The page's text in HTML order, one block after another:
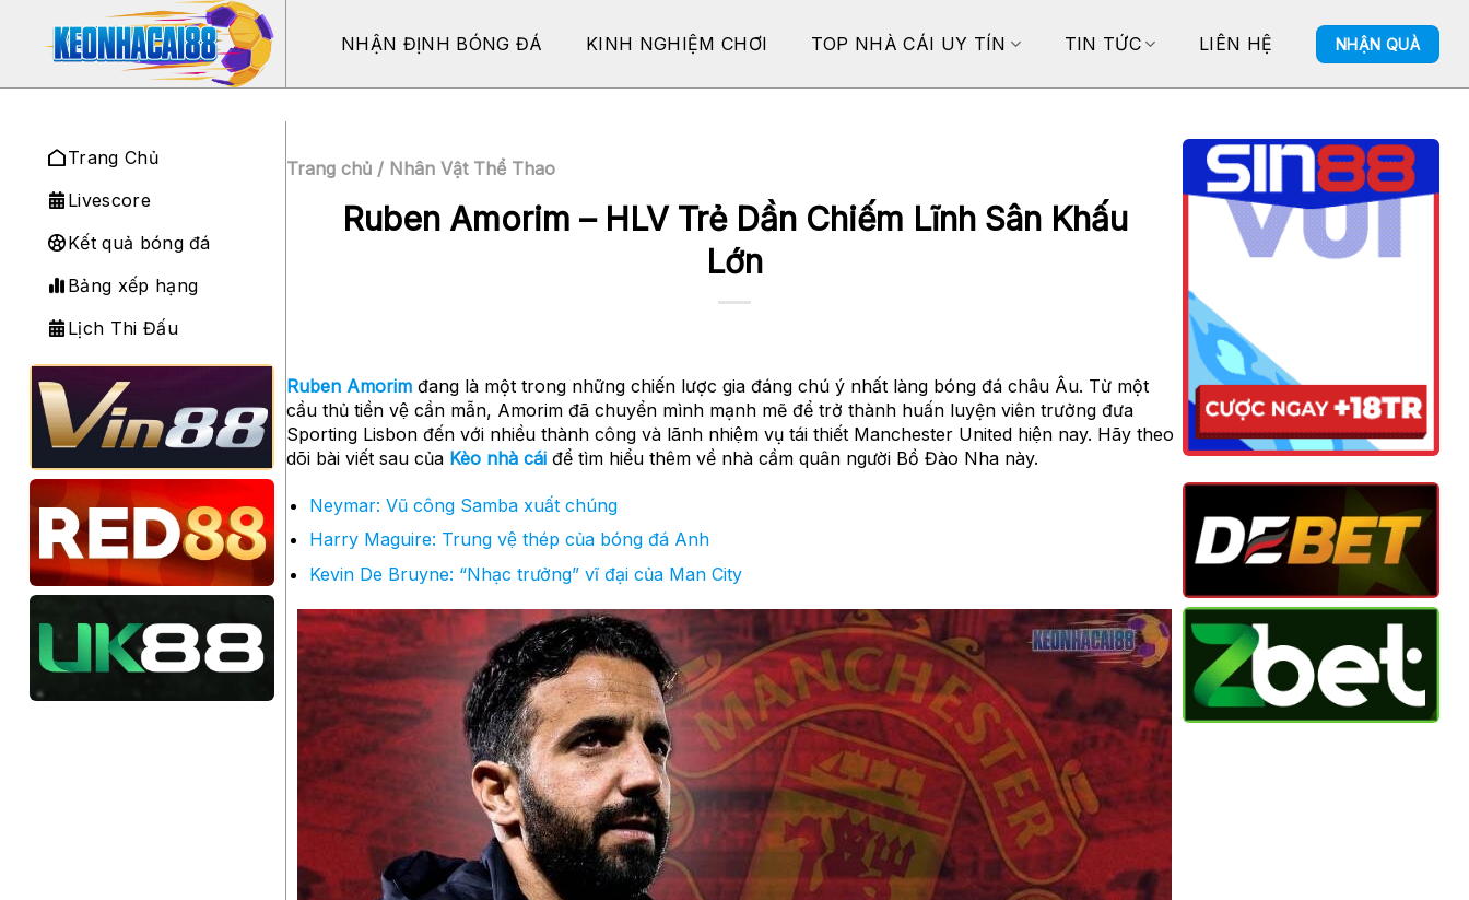
dung
NHẬN ĐỊNH BÓNG ĐÁ KINH NGHIỆM CHƠI TOP NHÀ CÁI UY TÍN TIN TỨC LIÊN HỆ NHẬN QUÀ
Trang Chủ
Livescore
Kết quả bóng đá
Bảng xếp hạng
Lịch Thi Đấu
Trang chủ / Nhân Vật Thể Thao
Ruben Amorim – HLV Trẻ Dần Chiếm Lĩnh Sân Khấu
Lớn
Ruben Amorim đang là một trong những chiến lược gia đáng chú ý nhất làng bóng đá châu Âu. Từ một
cầu thủ tiền vệ cần mẫn, Amorim đã chuyển mình mạnh mẽ để trở thành huấn luyện viên trưởng đưa
Sporting Lisbon đến với nhiều thành công và lãnh nhiệm vụ tái thiết Manchester United hiện nay. Hãy theo
dõi bài viết sau của Kèo nhà cái để tìm hiểu thêm về nhà cầm quân người Bồ Đào Nha này.
Neymar: Vũ công Samba xuất chúng
Harry Maguire: Trung vệ thép của bóng đá Anh
Kevin De Bruyne: “Nhạc trưởng” vĩ đại của Man City